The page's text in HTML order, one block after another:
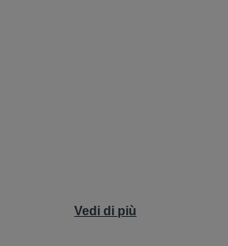
Vedi di più